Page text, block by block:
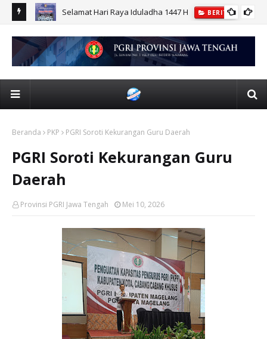
Selamat Hari Raya Iduladha 1447 H BERITA
Beranda PKP PGRI Soroti Kekurangan Guru Daerah
PGRI Soroti Kekurangan Guru
Daerah
Provinsi PGRI Jawa Tengah Mei 10, 2026